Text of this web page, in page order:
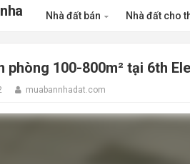
Nhà đất bán Nhà đất cho
phòng 100-800m² tại 6th
muabannhadat.com